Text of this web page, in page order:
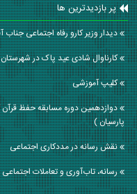
پر بازدیدترین ها
دیدار وزیر کارو رفاه اجتماعی
کارناوال شادی عید پاک در شهرستان
کلیپ آموزشی
دوازدهمین دوره مسابقه حفظ
پارسیان )
نقش رسانه در مددکاری اجتماعی
رسانه، تاب‌آوری و تعاملات اجتماعی